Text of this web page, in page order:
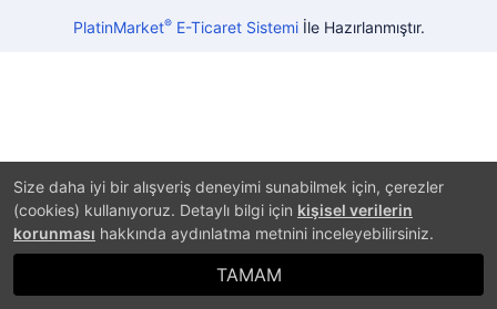
Size daha iyi bir alışveriş deneyimi sunabilmek için, çerezler
(cookies) kullanıyoruz. Detaylı bilgi için kişisel verilerin
korunması hakkında aydınlatma metnini inceleyebilirsiniz.
TAMAM
PlatinMarket®E-Ticaret Sistemiİle Hazırlanmıştır.